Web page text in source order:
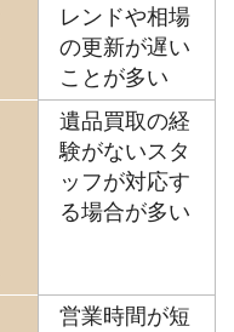
レンドや相場
の更新が遅い
ことが多い
遺品買取の経
験がないスタ
ッフが対応す
る場合が多い
営業時間が短